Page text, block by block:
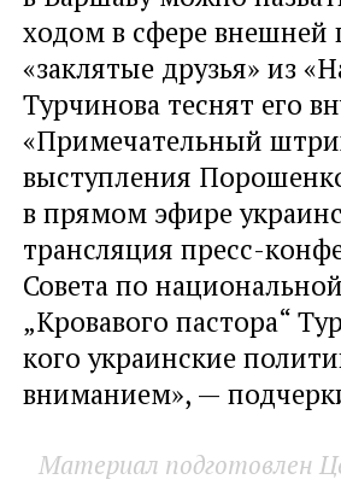
ходом в сфере внешней
«заклятые друзья» из
Турчинова теснят его
«Примечательный
выступления
в прямом эфире
трансляция пресс-
Совета по
„Кровавого пастора“
кого украинские
вниманием», —
Материал подготовлен